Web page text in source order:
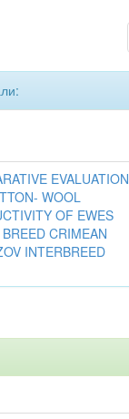
EVALUATION
WOOL
OF EWES
CRIMEAN
INTERBREED